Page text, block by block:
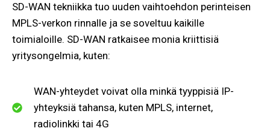
SD-WAN tekniikka tuo uuden vaihtoehdon perinteisen
MPLS-verkon rinnalle ja se soveltuu kaikille
toimialoille. SD-WAN ratkaisee monia kriittisiä
yritysongelmia, kuten:
WAN-yhteydet voivat olla minkä tyyppisiä IP-
yhteyksiä tahansa, kuten MPLS, internet,
radiolinkki tai 4G